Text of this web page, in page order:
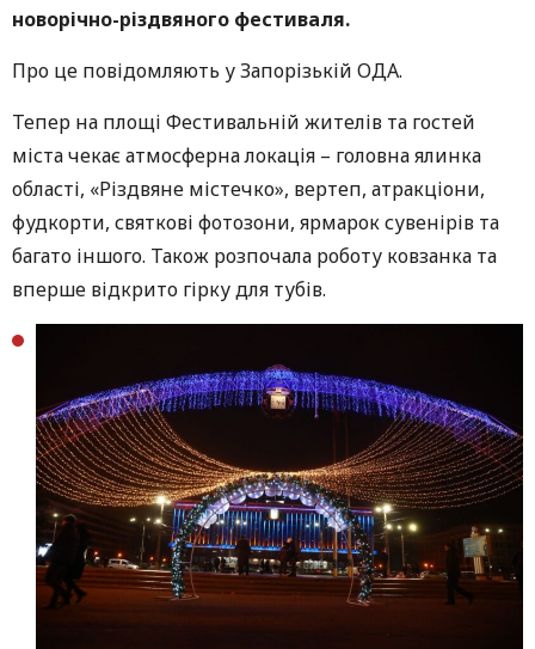
новорічно-різдвяного фестиваля.
Про це повідомляють у Запорізькій ОДА.
Тепер на площі Фестивальній жителів та гостей
міста чекає атмосферна локація – головна ялинка
області, «Різдвяне містечко», вертеп, атракціони,
фудкорти, святкові фотозони, ярмарок сувенірів та
багато іншого. Також розпочала роботу ковзанка та
вперше відкрито гірку для тубів.